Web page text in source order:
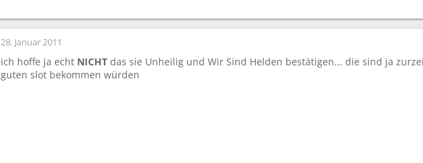
28. Januar 2011
ich hoffe ja echt NICHT das sie Unheilig und Wir Sind Helden bestätigen... die sind ja
guten slot bekommen würden